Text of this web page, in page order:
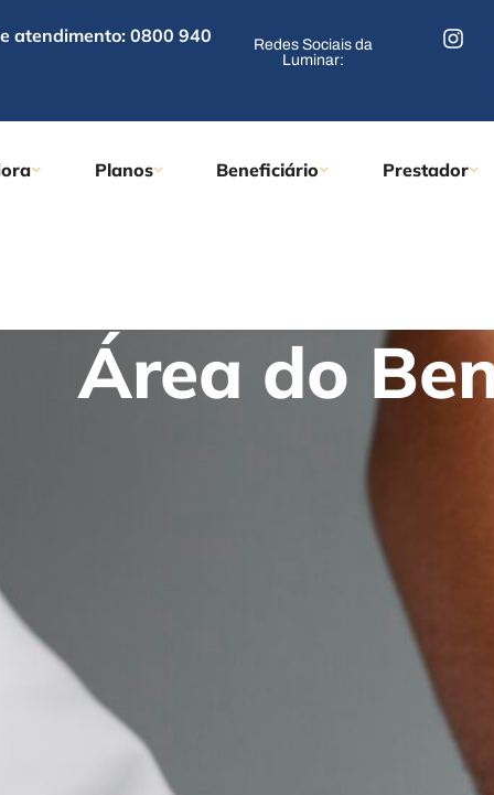
atendimento: 0800 940
Redes Sociais da
Luminar:
Planos Beneficiário Prestador
Área do